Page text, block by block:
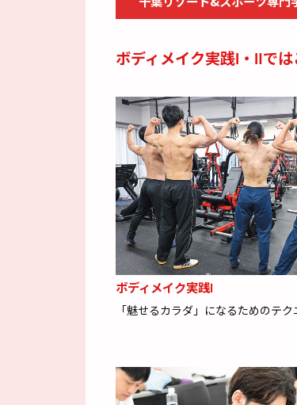
ボディメイク実践Ⅰ・Ⅱで
ボディメイク実践Ⅰ
「魅せるカラダ」になるためのテク